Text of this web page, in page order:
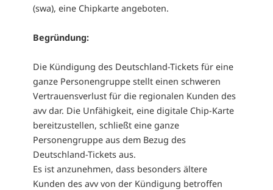
(swa), eine Chipkarte angeboten.
Begründung:
Die Kündigung des Deutschland-Tickets für eine
ganze Personengruppe stellt einen schweren
Vertrauensverlust für die regionalen Kunden des
avv dar. Die Unfähigkeit, eine digitale Chip-Karte
bereitzustellen, schließt eine ganze
Personengruppe aus dem Bezug des
Deutschland-Tickets aus.
Es ist anzunehmen, dass besonders ältere
Kunden des avv von der Kündigung betroffen